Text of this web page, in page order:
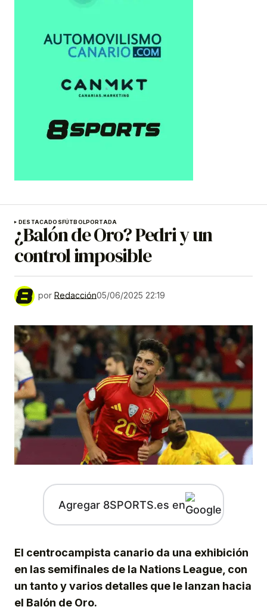
DESTACADOSFÚTBOLPORTADA
¿Balón de Oro? Pedri y un
control imposible
por Redacción05/06/2025 22:19
Agregar 8SPORTS.es en
El centrocampista canario da una exhibición
en las semifinales de la Nations League, con
un tanto y varios detalles que le lanzan hacia
el Balón de Oro.